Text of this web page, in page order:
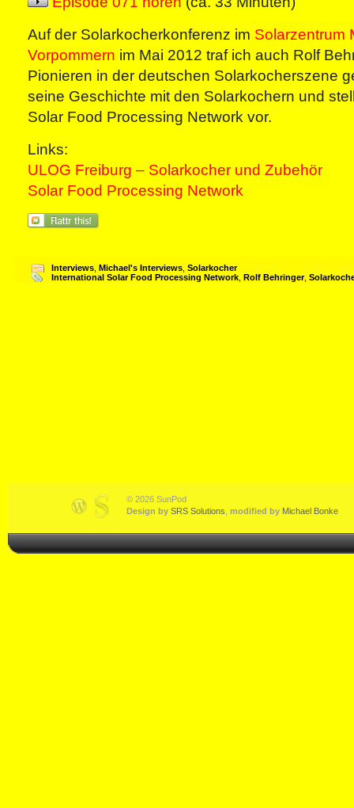
Auf der Solarkocherkonferenz im Solarzentrum
Vorpommern im Mai 2012 traf ich auch Rolf
Pionieren in der deutschen Solarkocherszene
seine Geschichte mit den Solarkochern und
Solar Food Processing Network vor.
Links:
ULOG Freiburg – Solarkocher und Zubehör
Solar Food Processing Network
Interviews Michael's Interviews Solarkocher
International Solar Food Processing Network Rolf Behringer,
© 2026 SunPod
Design by SRS Solutions modified by Michael Bonke